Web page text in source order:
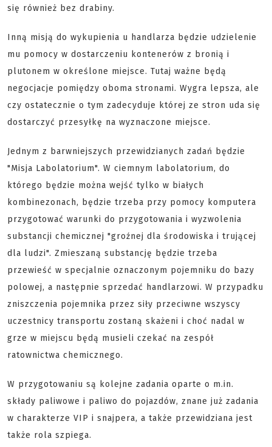
się również bez drabiny.
Inną misją do wykupienia u handlarza będzie udzielenie
mu pomocy w dostarczeniu kontenerów z bronią i
plutonem w określone miejsce. Tutaj ważne będą
negocjacje pomiędzy oboma stronami. Wygra lepsza, ale
czy ostatecznie o tym zadecyduje której ze stron uda się
dostarczyć przesyłkę na wyznaczone miejsce.
Jednym z barwniejszych przewidzianych zadań będzie
"Misja Labolatorium". W ciemnym labolatorium, do
którego będzie można wejść tylko w białych
kombinezonach, będzie trzeba przy pomocy komputera
przygotować warunki do przygotowania i wyzwolenia
substancji chemicznej "groźnej dla środowiska i trującej
dla ludzi". Zmieszaną substancję będzie trzeba
przewieść w specjalnie oznaczonym pojemniku do bazy
polowej, a następnie sprzedać handlarzowi. W przypadku
zniszczenia pojemnika przez siły przeciwne wszyscy
uczestnicy transportu zostaną skażeni i choć nadal w
grze w miejscu będą musieli czekać na zespół
ratownictwa chemicznego.
W przygotowaniu są kolejne zadania oparte o m.in.
składy paliwowe i paliwo do pojazdów, znane już zadania
w charakterze VIP i snajpera, a także przewidziana jest
także rola szpiega.